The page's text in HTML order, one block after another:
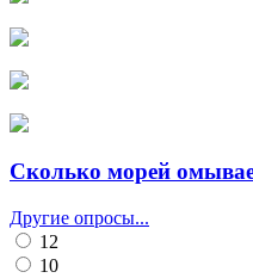
Сколько морей
Другие опросы...
12
10